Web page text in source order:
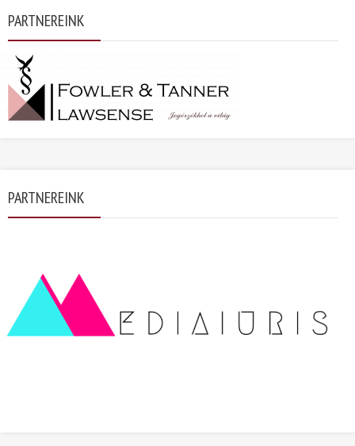
PARTNEREINK
PARTNEREINK